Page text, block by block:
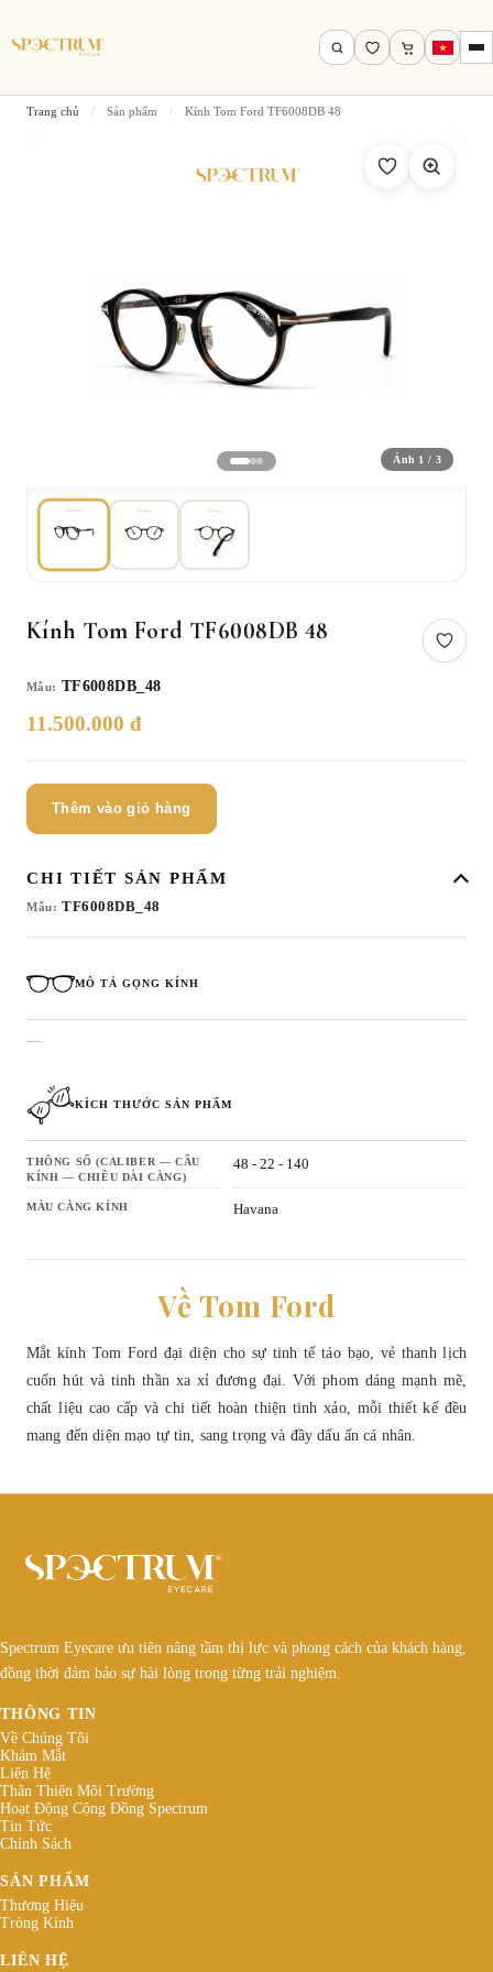
Tìm theo tên, mã gọng, thương hiệu…
Tìm kiếm
Trang chủ / Sản phẩm / Kính Tom Ford TF6008DB 48
Ảnh 1 / 3
Kính Tom Ford TF6008DB 48
Mẫu: TF6008DB_48
11.500.000 đ
Thêm vào giỏ hàng
CHI TIẾT SẢN PHẨM
Mẫu: TF6008DB_48
MÔ TẢ GỌNG KÍNH
—
KÍCH THƯỚC SẢN PHẨM
THÔNG SỐ (CALIBER — CẦU
KÍNH — CHIỀU DÀI CÀNG)
48 - 22 - 140
MÀU CÀNG KÍNH Havana
Về Tom Ford
Mắt kính Tom Ford đại diện cho sự tinh tế táo bạo, vẻ thanh lịch
cuốn hút và tinh thần xa xỉ đương đại. Với phom dáng mạnh mẽ,
chất liệu cao cấp và chi tiết hoàn thiện tinh xảo, mỗi thiết kế đều
mang đến diện mạo tự tin, sang trọng và đầy dấu ấn cá nhân.
Spectrum Eyecare ưu tiên nâng tầm thị lực và phong cách của khách hàng,
đồng thời đảm bảo sự hài lòng trong từng trải nghiệm.
THÔNG TIN
Về Chúng Tôi
Khám Mắt
Liên Hệ
Thân Thiện Môi Trường
Hoạt Động Cộng Đồng Spectrum
Tin Tức
Chính Sách
SẢN PHẨM
Thương Hiệu
Tròng Kính
LIÊN HỆ